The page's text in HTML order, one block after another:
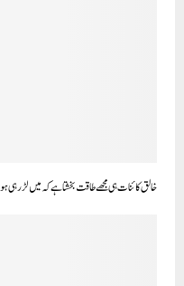
خالق کائنات ہی مجھے طاقت بخشتا ہے کہ میں لڑ رہی